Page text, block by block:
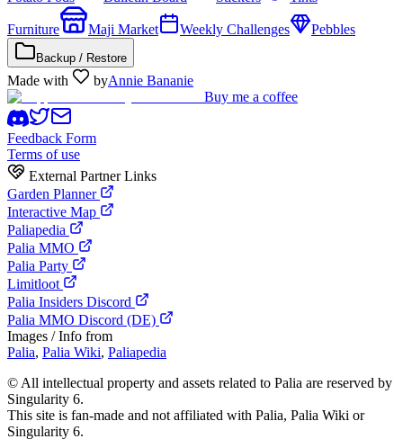
Furniture Maji Market Weekly Challenges Pebbles
Backup / Restore
Made with byAnnie Bananie
Buy me a coffee
Feedback Form
Terms of use
External Partner Links
Garden Planner
Interactive Map
Paliapedia
Palia MMO
Palia Party
Limitloot
Palia Insiders Discord
Palia MMO Discord (DE)
Images / Info from
Palia, Palia Wiki, Paliapedia
© All intellectual property and assets related to Palia are reserved by
Singularity 6.
This site is fan-made and not affiliated with Palia, Palia Wiki or
Singularity 6.